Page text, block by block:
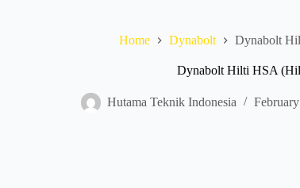
Home Dynabolt Dynabolt
Dynabolt Hilti HSA
Hutama Teknik Indonesia